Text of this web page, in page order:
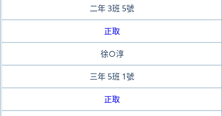
二年3班 5號
正取
徐○淳
三年 5班 1號
正取